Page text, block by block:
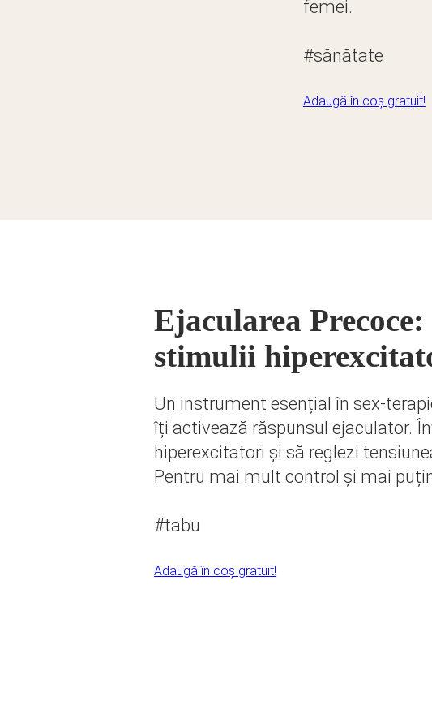
femei.
#sănătate
Adaugă în coș gratuit!
Ejacularea Precoce:
stimulii
Un instrument esențial în sex-
îți activează răspunsul ejaculator.
hiperexcitatori și să reglezi
Pentru mai mult control și mai
#tabu
Adaugă în coș gratuit!